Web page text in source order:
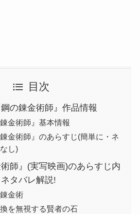
目次
の錬金術師』作品情報
錬金術師』基本情報
錬金術師』のあらすじ(簡単に・ネ
し)
術師』(実写映画)のあらすじ内
タバレ解説!
金術
を無視する賢者の石